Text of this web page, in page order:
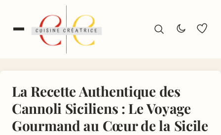
La Recette Authentique des
Cannoli Siciliens : Le Voyage
Gourmand au Cœur de la Sicile